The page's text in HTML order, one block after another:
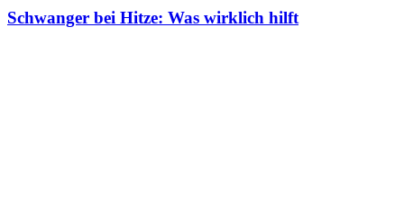
Schwanger bei Hitze: Was wirklich hilft